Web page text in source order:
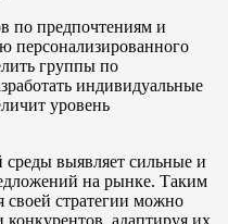
по предпочтениям и
персонализированного
группы по
индивидуальные
уровень
среды выявляет сильные и
на рынке. Таким
своей стратегии можно
адаптируя их